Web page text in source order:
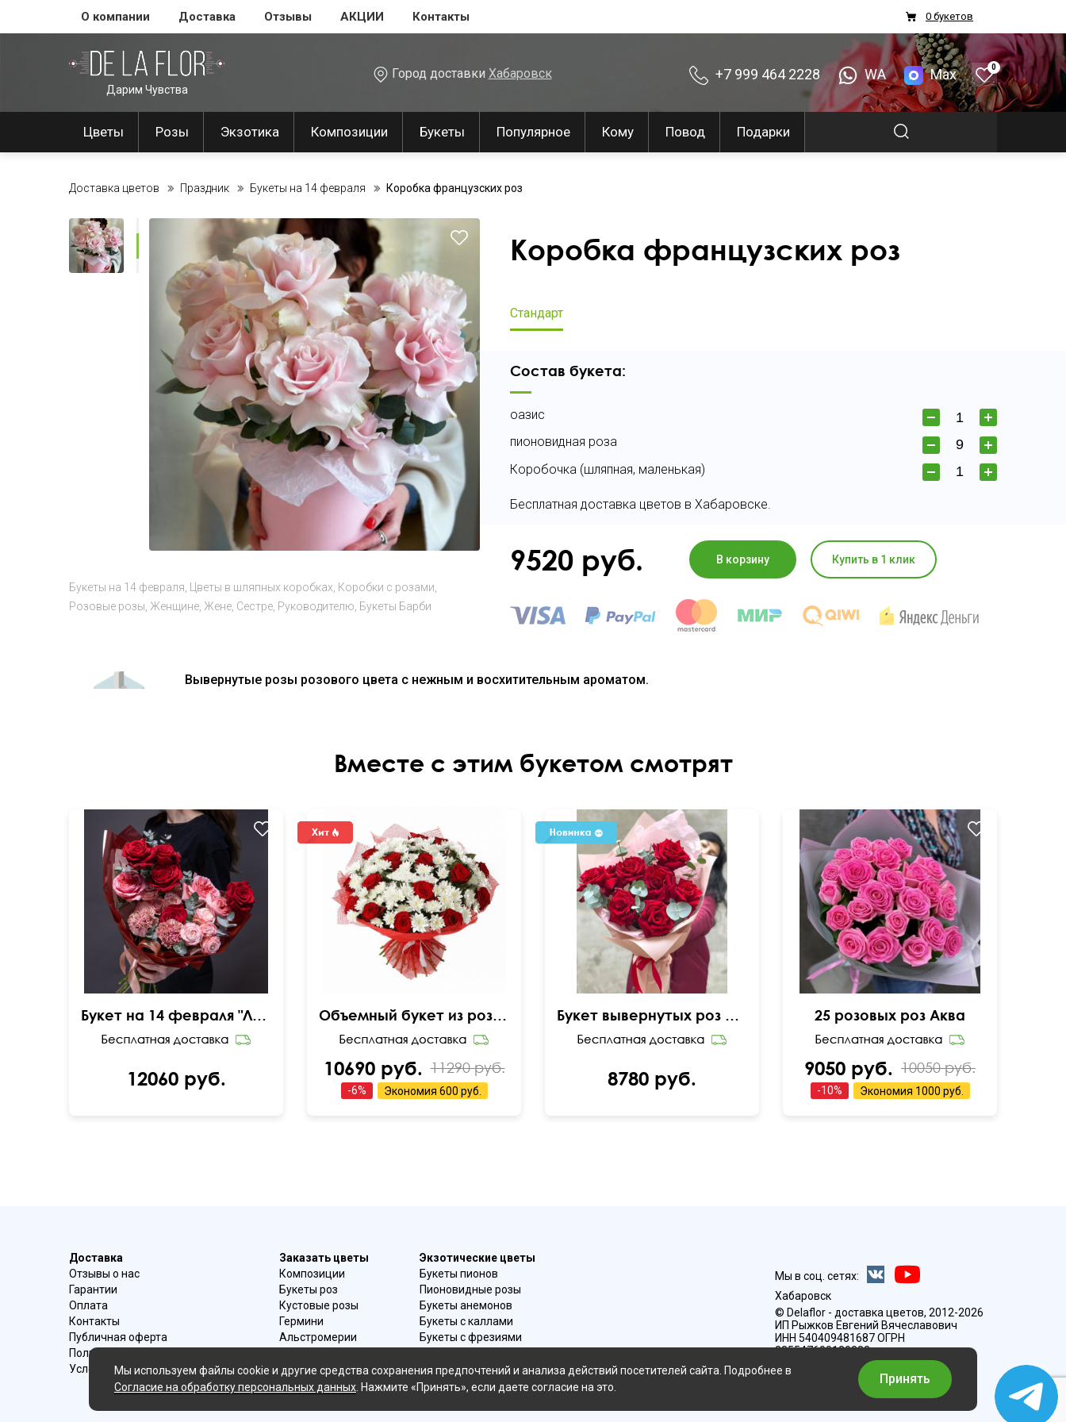
О компании Доставка Отзывы АКЦИИ Контакты 0 букетов
Дарим Чувства
Город доставки Хабаровск +7 999 464 2228 WA Max 0
Цветы Розы Экзотика Композиции Букеты Популярное Кому Повод Подарки
Доставка цветов Праздник Букеты на 14 февраля Коробка французских роз
Букеты на 14 февраля Цветы в шляпных коробках Коробки с розами
Розовые розы Женщине Жене Сестре Руководителю Букеты Барби
Коробка французских роз
Стандарт
Состав букета:
оазис
пионовидная роза
Коробочка (шляпная, маленькая)
Бесплатная доставка цветов в Хабаровске.
9520 руб. В корзину Купить в 1 клик
Вывернутые розы розового цвета с нежным и восхитительным ароматом.
Вместе с этим букетом смотрят
Букет на 14 февраля "Люблю"
12060 руб.
Объемный букет из роз и хризантем
10690 руб. 11290 руб.
-6% Экономия 600 руб.
Букет вывернутых роз Эксплорер
8780 руб.
25 розовых роз Аква
9050 руб. 10050 руб.
-10% Экономия 1000 руб.
Доставка
Отзывы о нас
Гарантии
Оплата
Контакты
Публичная оферта
Политика конфиденциальности
Условия возврата
Заказать цветы
Композиции
Букеты роз
Кустовые розы
Гермини
Альстромерии
Букеты с эустомой
Ромашки
Экзотические цветы
Букеты пионов
Пионовидные розы
Букеты анемонов
Букеты с каллами
Букеты с фрезиями
Лаванда
Гиацинты
Мы в соц. сетях:
Хабаровск
© Delaflor - доставка цветов, 2012-2026
ИП Рыжков Евгений Вячеславович
ИНН 540409481687 ОГРН
325547600130383
Мы используем файлы cookie и другие средства сохранения предпочтений и анализа действий посетителей сайта. Подробнее в
Согласие на обработку персональных данных . Нажмите «Принять», если даете согласие на это.
Принять